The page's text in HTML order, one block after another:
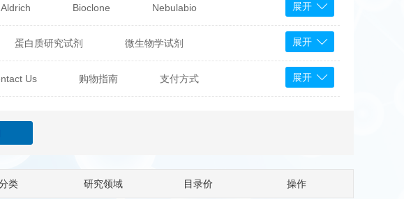
Bioclone Nebulabio
BPS Bioscience
Click Chemistry Tools Bioassay Systems
Cytodiagnostics
展开
蛋白质研究试剂 微生物学试剂
物品 其他产品
展开
Us 购物指南 支付方式 展开
类 研究领域 目录价 操作